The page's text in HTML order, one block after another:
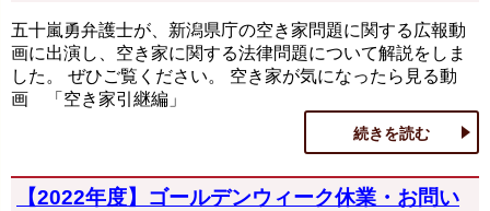
五十嵐勇弁護士が、新潟県庁の空き家問題に関する広報動
画に出演し、空き家に関する法律問題について解説をしま
した。 ぜひご覧ください。 空き家が気になったら見る動
画 「空き家引継編」
続きを読む
【2022年度】ゴールデンウィーク休業・お問い